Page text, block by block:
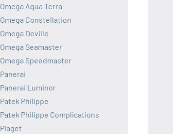
Omega Aqua Terra
Omega Constellation
Omega Deville
Omega Seamaster
Omega Speedmaster
Panerai
Panerai Luminor
Patek Philippe
Patek Philippe Complications
Piaget